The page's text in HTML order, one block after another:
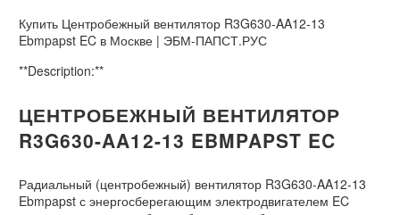
Купить Центробежный вентилятор R3G630-AA12-13
Ebmpapst EC в Москве | ЭБМ-ПАПСТ.РУС
**Description:**
ЦЕНТРОБЕЖНЫЙ ВЕНТИЛЯТОР
R3G630-AA12-13 EBMPAPST EC
Радиальный (центробежный) вентилятор R3G630-AA12-13
Ebmpapst с энергосберегающим электродвигателем EC